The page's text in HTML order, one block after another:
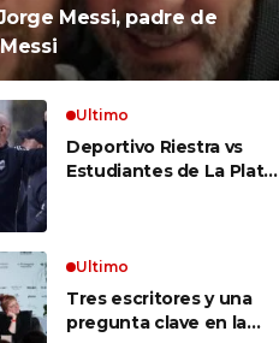
Messi, padre de
Ultimo
Deportivo Riestra vs
Estudiantes de La Plata,
cómo ver el partido
Ultimo
Tres escritores y una
pregunta clave en la